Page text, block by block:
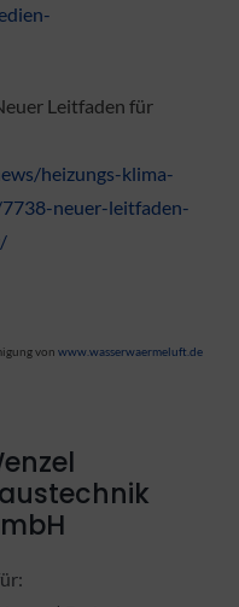
Leitfaden für
heizungs-klima-
neuer-leitfaden-
vonwww.wasserwaermeluft.de